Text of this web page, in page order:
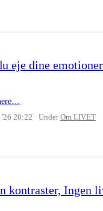
eje dine emotioner
'26 20:22
UnderOm LIVET
kontraster, Ingen